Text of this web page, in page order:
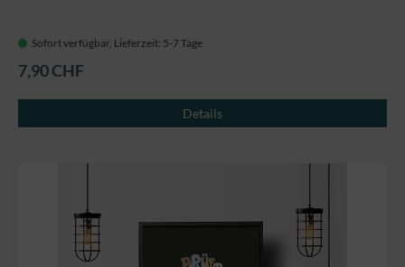
Sofort verfügbar, Lieferzeit: 5-7 Tage
7,90 CHF
Details